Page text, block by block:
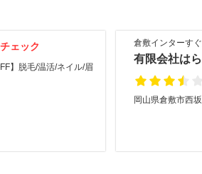
ェック
】脱毛/温活/ネイル/眉
倉敷インターすぐ
有限会社は
岡山県倉敷市西